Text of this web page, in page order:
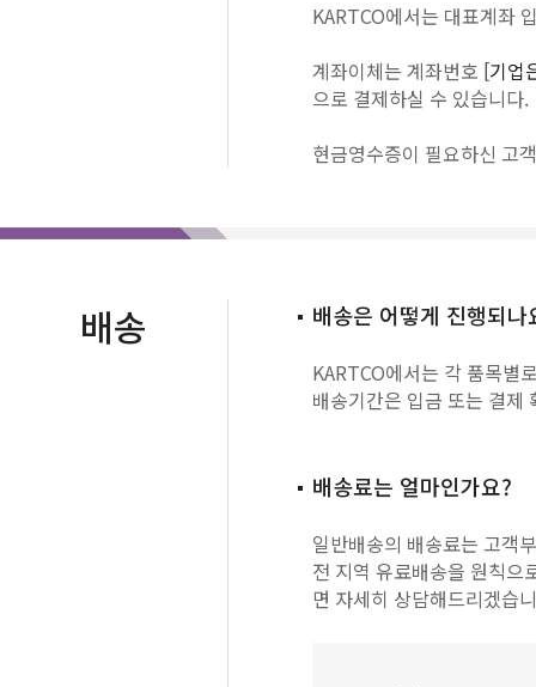
KARTCO에서는 대표계좌
계좌이체는 계좌번호 [기업
으로 결제하실 수 있습니다.
현금영수증이 필요하신 고
배송 배송은 어떻게 진행되나
KARTCO에서는 각 품목별
배송기간은 입금 또는 결제
배송료는 얼마인가요?
일반배송의 배송료는 고객
전 지역 유료배송을 원칙
면 자세히 상담해드리겠습